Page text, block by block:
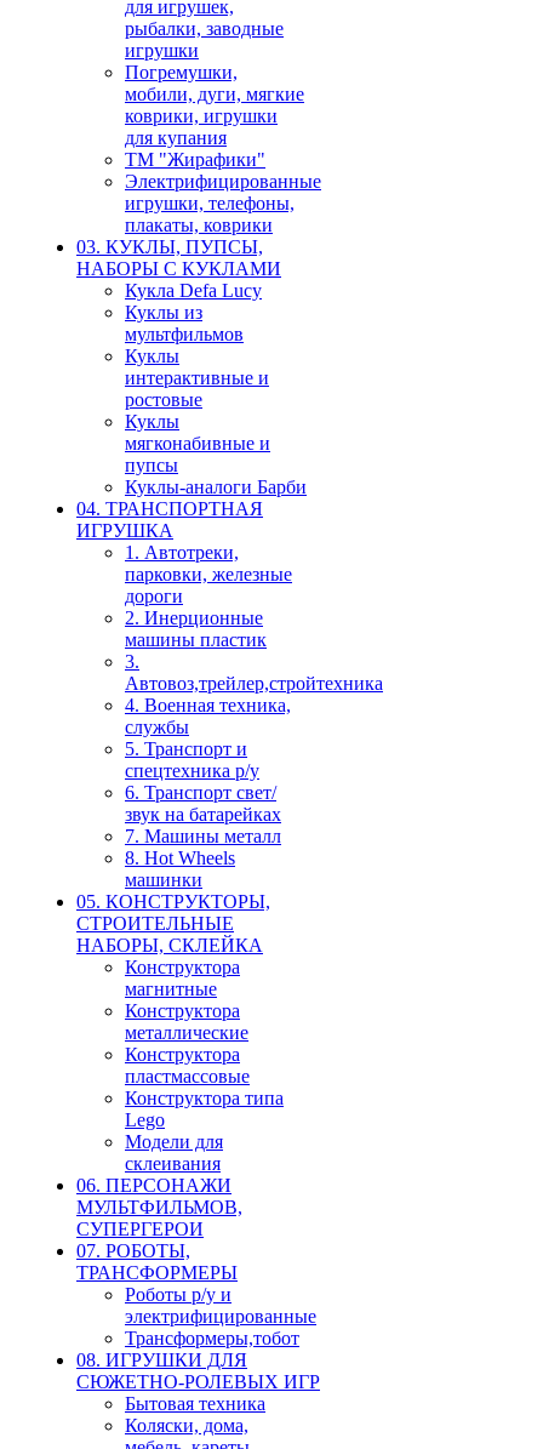
для игрушек,
рыбалки, заводные
игрушки
Погремушки,
мобили, дуги, мягкие
коврики, игрушки
для купания
ТМ "Жирафики"
Электрифицированные
игрушки, телефоны,
плакаты, коврики
03. КУКЛЫ, ПУПСЫ,
НАБОРЫ С КУКЛАМИ
Кукла Defa Lucy
Куклы из
мультфильмов
Куклы
интерактивные и
ростовые
Куклы
мягконабивные и
пупсы
Куклы-аналоги Барби
04. ТРАНСПОРТНАЯ
ИГРУШКА
1. Автотреки,
парковки, железные
дороги
2. Инерционные
машины пластик
3.
Автовоз,трейлер,стройтехника
4. Военная техника,
службы
5. Транспорт и
спецтехника р/у
6. Транспорт свет/
звук на батарейках
7. Машины металл
8. Hot Wheels
машинки
05. КОНСТРУКТОРЫ,
СТРОИТЕЛЬНЫЕ
НАБОРЫ, СКЛЕЙКА
Конструктора
магнитные
Конструктора
металлические
Конструктора
пластмассовые
Конструктора типа
Lego
Модели для
склеивания
06. ПЕРСОНАЖИ
МУЛЬТФИЛЬМОВ,
СУПЕРГЕРОИ
07. РОБОТЫ,
ТРАНСФОРМЕРЫ
Роботы р/у и
электрифицированные
Трансформеры,тобот
08. ИГРУШКИ ДЛЯ
СЮЖЕТНО-РОЛЕВЫХ ИГР
Бытовая техника
Коляски, дома,